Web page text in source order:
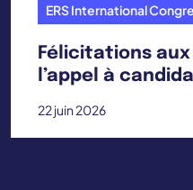
ERS International
Félicitations
l’appel à
22 juin 2026